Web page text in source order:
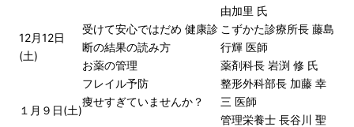
由加里 氏
12月12日
(土)
受けて安心ではだめ 健康診
断の結果の読み方
お薬の管理
こずかた診療所長 藤島
行輝 医師
薬剤科長 岩渕 修 氏
１月９日(土)
フレイル予防
痩せすぎていませんか？
整形外科部長 加藤 幸
三 医師
管理栄養士 長谷川 聖